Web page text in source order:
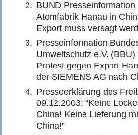
BUND Presseinformation
Atomfabrik Hanau in
Export muss versagt
Presseinformation
Umweltschutz e.V.
Protest gegen Export
der SIEMENS AG nach
Presseerklärung des
09.12.2003: “Keine
China! Keine Lieferung
China!”